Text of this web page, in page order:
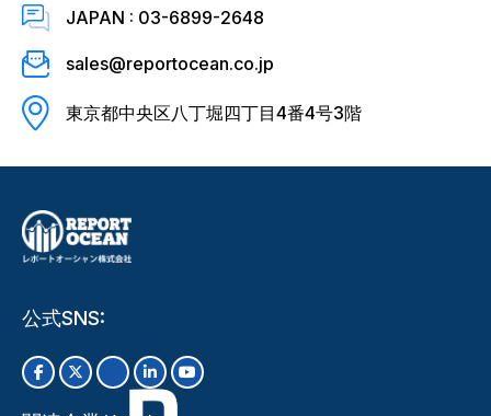
JAPAN : 03-6899-2648
sales@reportocean.co.jp
東京都中央区八丁堀四丁目4番4号3階
公式SNS: